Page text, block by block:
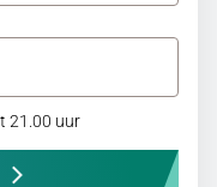
21.00 uur